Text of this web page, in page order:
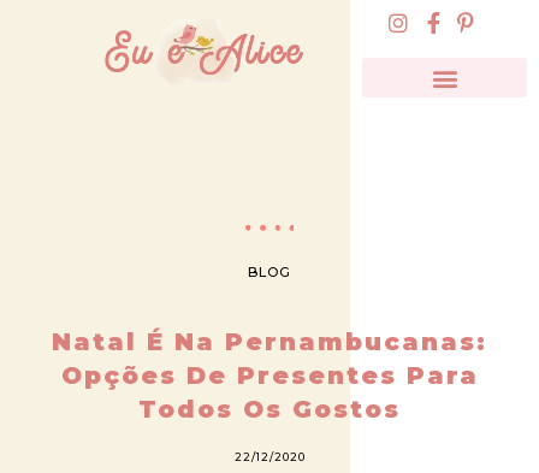
BLOG
Natal É Na Pernambucanas:
Opções De Presentes Para
Todos Os Gostos
22/12/2020